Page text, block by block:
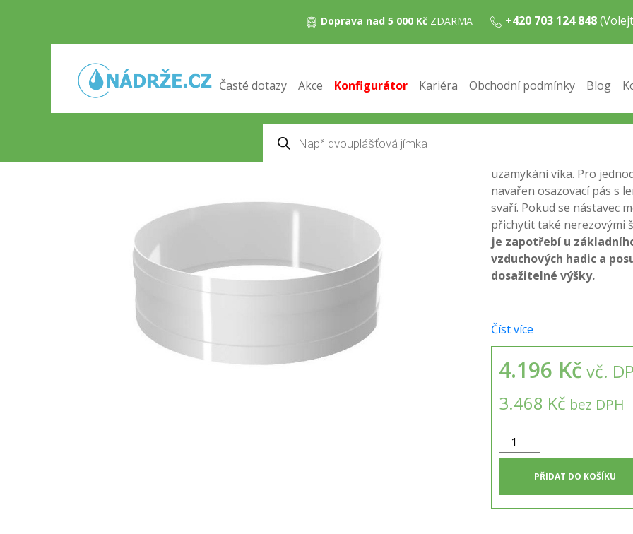
Doprava nad 5 000 Kč ZDARMA +420 703 124 848
Časté dotazy Akce Konfigurátor Kariéra Obchodní podmínky Blog
Products
search
PP nástavec h = 400 mm, k ČOV typu AT6 / AT8 / AT10 / AT12
Domů/Čističky odpadních vod
Nástavec na ČOV se
uzamykání víka. Pro
navařen osazovací pás s
svaří. Pokud se nástavec
přichytit také nerezovými
je zapotřebí u
vzduchových hadic a
dosažitelné výšky.
Číst více
4.196 Kč vč.
3.468 Kč bez DPH
PP
nástavec
400
PŘIDAT DO KOŠÍKU